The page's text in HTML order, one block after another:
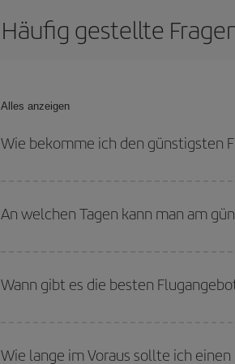
Häufig gestellte
Alles anzeigen
Wie bekomme ich den günstigsten
den Rückreisedaten und -zeiten flexibel sein
An welchen Tagen kann man am
Sie abfliegen, wohin Sie fliegen wollen und
, sowohl für den Hin- als auch für den
Wann gibt es die besten
sind im Allgemeinen Hochsaison. Und,
Wie lange im Voraus sollte ich